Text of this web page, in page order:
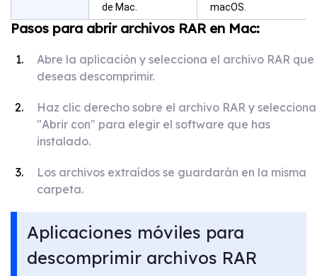
de Mac.
macOS.
Pasos para abrir archivos RAR en Mac:
Abre la aplicación y selecciona el archivo RAR que
deseas descomprimir.
Haz clic derecho sobre el archivo RAR y selecciona
"Abrir con" para elegir el software que has
instalado.
Los archivos extraídos se guardarán en la misma
carpeta.
Aplicaciones móviles para
descomprimir archivos RAR